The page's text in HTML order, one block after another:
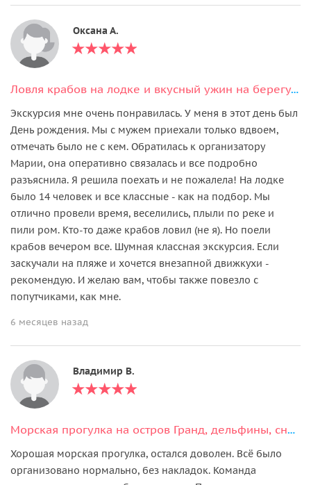
Оксана А.
Ловля крабов на лодке и вкусный ужин на берегу океана
Экскурсия мне очень понравилась. У меня в этот день был
День рождения. Мы с мужем приехали только вдвоем,
отмечать было не с кем. Обратилась к организатору
Марии, она оперативно связалась и все подробно
разъяснила. Я решила поехать и не пожалела! На лодке
было 14 человек и все классные - как на подбор. Мы
отлично провели время, веселились, плыли по реке и
пили ром. Кто-то даже крабов ловил (не я). Но поели
крабов вечером все. Шумная классная экскурсия. Если
заскучали на пляже и хочется внезапной движкухи -
рекомендую. И желаю вам, чтобы также повезло с
попутчиками, как мне.
6 месяцев назад
Владимир В.
Морская прогулка на остров Гранд, дельфины, снорклинг. Барбекю + рыбалка
Хорошая морская прогулка, остался доволен. Всё было
организовано нормально, без накладок. Команда